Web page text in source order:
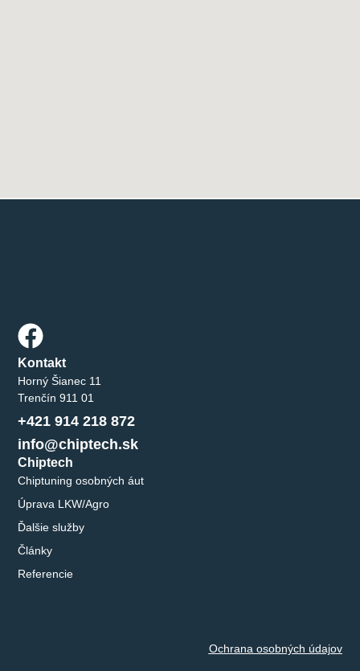
Chiptech
Chiptuning osobných áut
Úprava LKW/Agro
Ďalšie služby
Články
Referencie
Kontakt
Horný Šianec 11
Trenčín 911 01
+421 914 218 872
info@chiptech.sk
Ochrana osobných údajov